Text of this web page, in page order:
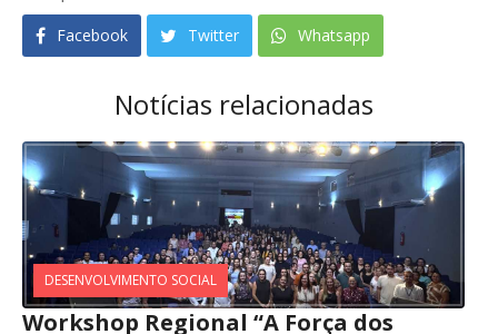
Facebook Twitter Whatsapp
Notícias relacionadas
DESENVOLVIMENTO SOCIAL
Workshop Regional “A Força dos